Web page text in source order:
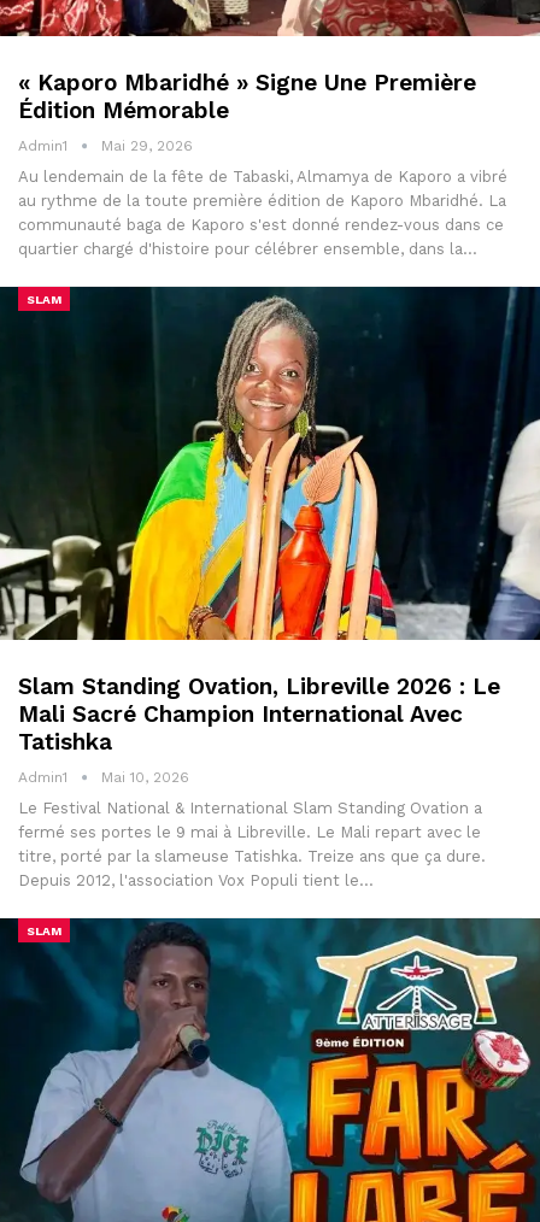
« Kaporo Mbaridhé » Signe Une Première
Édition Mémorable
Admin1 Mai 29, 2026
Au lendemain de la fête de Tabaski, Almamya de Kaporo a vibré
au rythme de la toute première édition de Kaporo Mbaridhé. La
communauté baga de Kaporo s'est donné rendez-vous dans ce
quartier chargé d'histoire pour célébrer ensemble, dans la…
SLAM
Slam Standing Ovation, Libreville 2026 : Le
Mali Sacré Champion International Avec
Tatishka
Admin1 Mai 10, 2026
Le Festival National & International Slam Standing Ovation a
fermé ses portes le 9 mai à Libreville. Le Mali repart avec le
titre, porté par la slameuse Tatishka. Treize ans que ça dure.
Depuis 2012, l'association Vox Populi tient le…
SLAM